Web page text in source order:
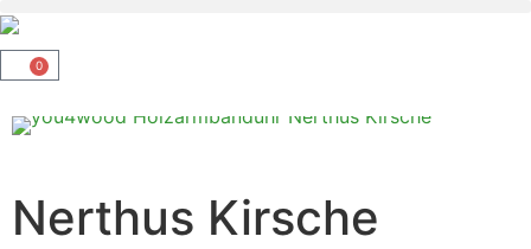
0
Nerthus Kirsche